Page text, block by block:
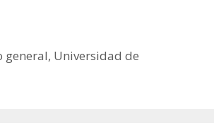
general, Universidad de